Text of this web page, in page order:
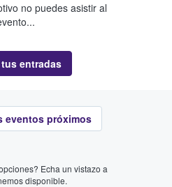
no puedes asistir al
tus entradas
eventos próximos
Echa un vistazo a
disponible.